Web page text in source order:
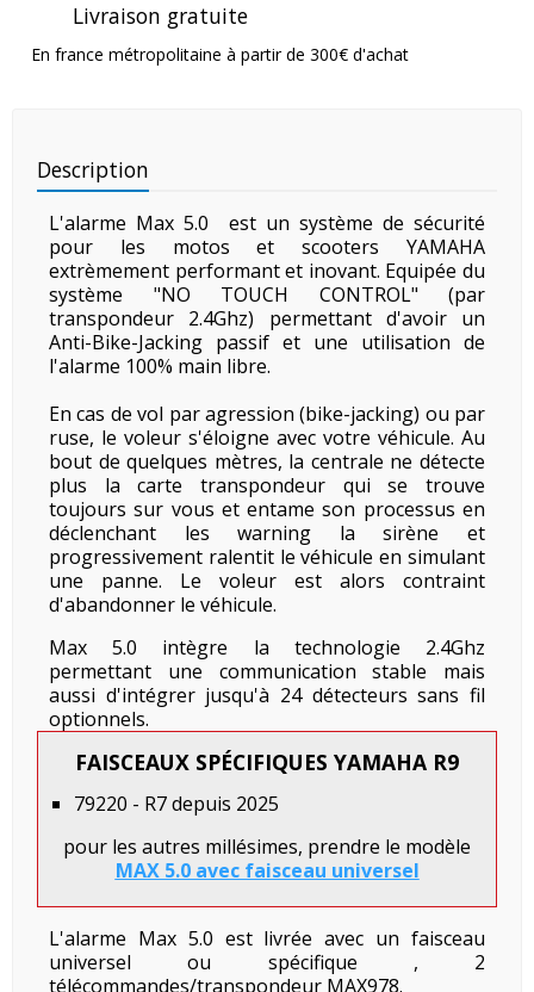
Livraison gratuite
En france métropolitaine à partir de 300€ d'achat
Description
L'alarme Max 5.0 est un système de sécurité
pour les motos et scooters YAMAHA
extrèmement performant et inovant. Equipée du
système "NO TOUCH CONTROL" (par
transpondeur 2.4Ghz) permettant d'avoir un
Anti-Bike-Jacking passif et une utilisation de
l'alarme 100% main libre.
En cas de vol par agression (bike-jacking) ou par
ruse, le voleur s'éloigne avec votre véhicule. Au
bout de quelques mètres, la centrale ne détecte
plus la carte transpondeur qui se trouve
toujours sur vous et entame son processus en
déclenchant les warning la sirène et
progressivement ralentit le véhicule en simulant
une panne. Le voleur est alors contraint
d'abandonner le véhicule.
Max 5.0 intègre la technologie 2.4Ghz
permettant une communication stable mais
aussi d'intégrer jusqu'à 24 détecteurs sans fil
optionnels.
FAISCEAUX SPÉCIFIQUES YAMAHA R9
79220 - R7 depuis 2025
pour les autres millésimes, prendre le modèle
MAX 5.0 avec faisceau universel
L'alarme Max 5.0 est livrée avec un faisceau
universel ou spécifique , 2
télécommandes/transpondeur MAX978.